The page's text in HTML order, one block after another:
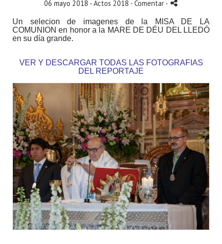
06 mayo 2018 - Actos 2018 - Comentar -
Un selecion de imagenes de la MISA DE LA
COMUNION en honor a la MARE DE DÉU DEL LLEDÓ
en su día grande.
VER Y DESCARGAR TODAS LAS FOTOGRAFIAS
DEL REPORTAJE